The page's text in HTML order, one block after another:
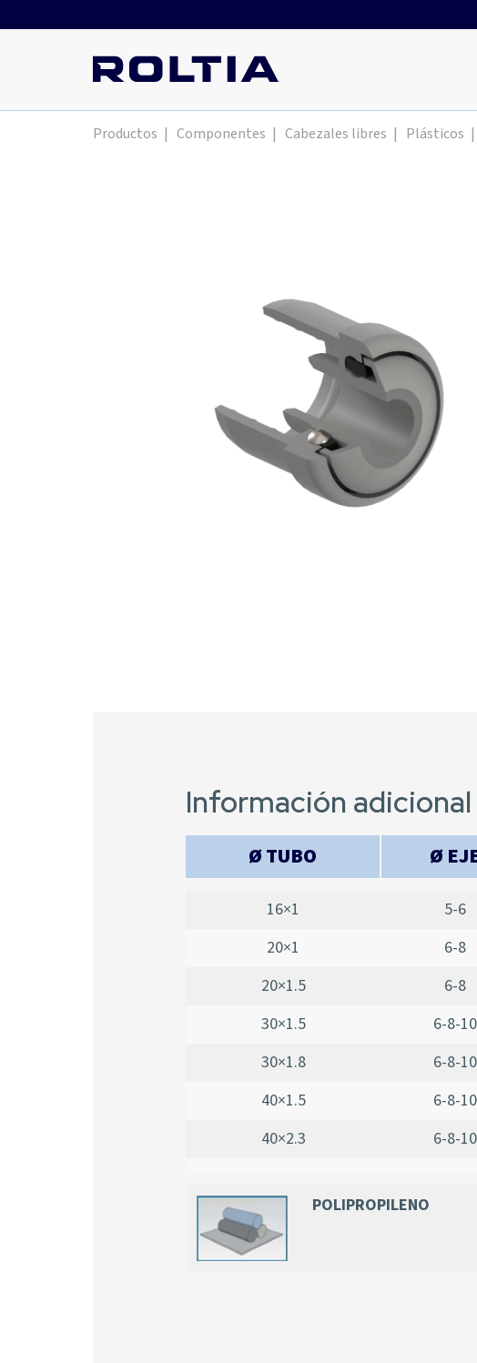
Productos | Componentes | Cabezales libres | Plásticos |
Información adicional
Ø TUBO Ø
16×1 5-6
20×1
6-8
20×1.5
6-8
30×1.5
6-8-10
30×1.8
6-8-10
40×1.5
6-8-10
40×2.3
6-8-10
POLIPROPILENO